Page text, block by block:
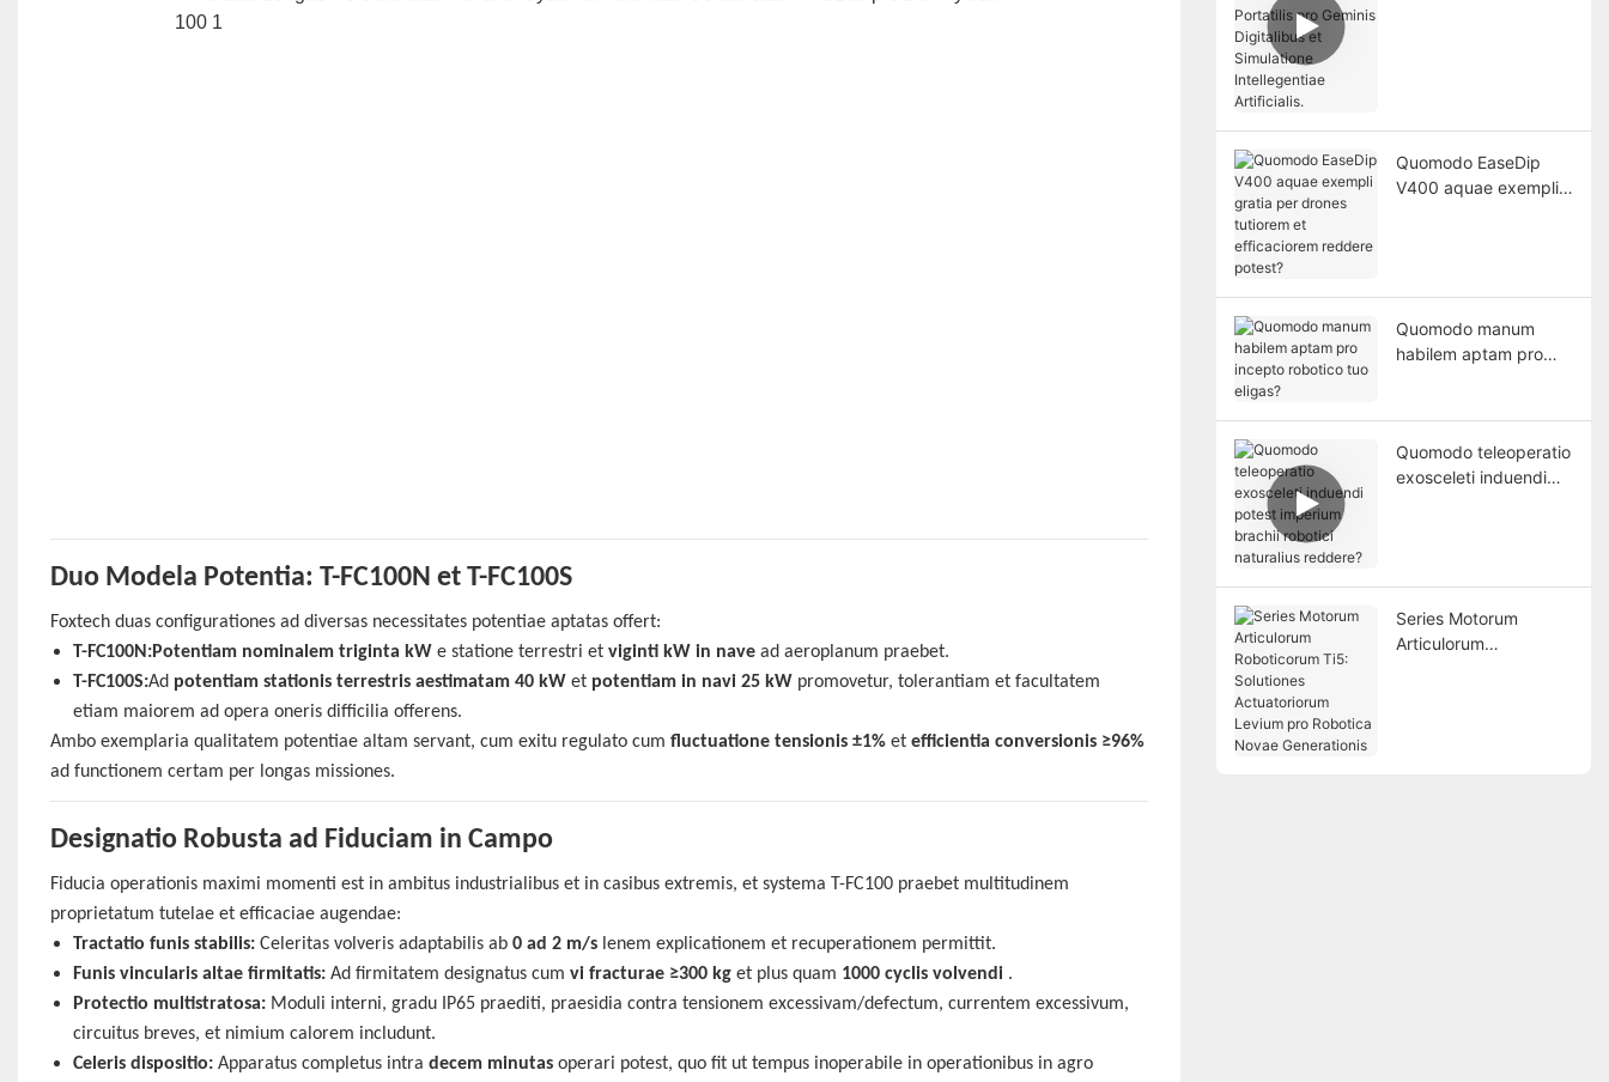
Duo Modela Potentia: T-FC100N et T-FC100S
Foxtech duas configurationes ad diversas necessitates potentiae aptatas offert:
T-FC100N:Potentiam nominalem triginta kW e statione terrestri etviginti kW in nave ad aeroplanum praebet.
T-FC100S:Ad potentiam stationis terrestris aestimatam 40 kW et potentiam in navi 25 kW promovetur, tolerantiam et facultatem
etiam maiorem ad opera oneris difficilia offerens.
Ambo exemplaria qualitatem potentiae altam servant, cum exitu regulato cum fluctuatione tensionis ±1%et efficientia conversionis ≥96%
ad functionem certam per longas missiones.
Designatio Robusta ad Fiduciam in Campo
Fiducia operationis maximi momenti est in ambitus industrialibus et in casibus extremis, et systema T-FC100 praebet multitudinem
proprietatum tutelae et efficaciae augendae:
Tractatio funis stabilis: Celeritas volveris adaptabilis ab0 ad 2 m/s lenem explicationem et recuperationem permittit.
Funis vincularis altae firmitatis: Ad firmitatem designatus cumvi fracturae ≥300 kg et plus quam 1000 cyclis volvendi .
Protectio multistratosa: Moduli interni, gradu IP65 praediti, praesidia contra tensionem excessivam/defectum, currentem excessivum,
circuitus breves, et nimium calorem includunt.
Celeris dispositio: Apparatus completus intradecem minutas operari potest, quo fit ut tempus inoperabile in operationibus in agro
Quomodo EaseDip
V400 aquae exempli
Quomodo manum
habilem aptam pro
Quomodo teleoperatio
exosceleti induendi
Series Motorum
Articulorum